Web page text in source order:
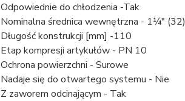
Odpowiednie do chłodzenia -Tak
Nominalna średnica wewnętrzna - 1¼" (32)
Długość konstrukcji [mm] -110
Etap kompresji artykułów - PN 10
Ochrona powierzchni - Surowe
Nadaje się do otwartego systemu - Nie
Z zaworem odcinającym - Tak